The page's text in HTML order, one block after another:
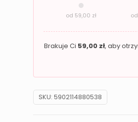
od 59,00 zł
Brakuje Ci 59,00 zł, aby
SKU: 5902114880538